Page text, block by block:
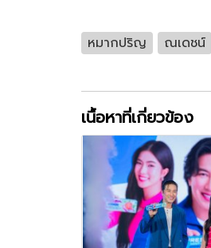
หมากปริญ ณเดชน์
เนื้อหาที่เกี่ยวข้อง